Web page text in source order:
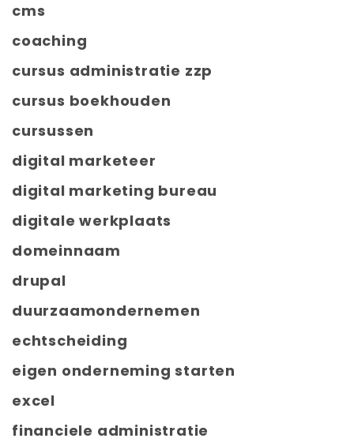
cms
coaching
cursus administratie zzp
cursus boekhouden
cursussen
digital marketeer
digital marketing bureau
digitale werkplaats
domeinnaam
drupal
duurzaamondernemen
echtscheiding
eigen onderneming starten
excel
financiele administratie